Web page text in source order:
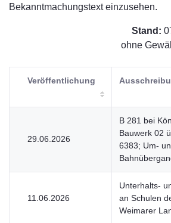
Bekanntmachungstext einzusehen.
Stand:
ohne
Veröffentlichung
29.06.2026
B 281 bei
Bauwerk 02
6383; Um-
11.06.2026
Unterhalts-
an Schulen
Weimarer